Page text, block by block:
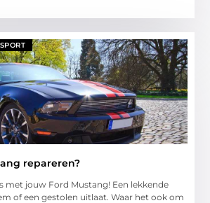
repareren?
met jouw Ford Mustang! Een lekkende
of een gestolen uitlaat. Waar het ook om